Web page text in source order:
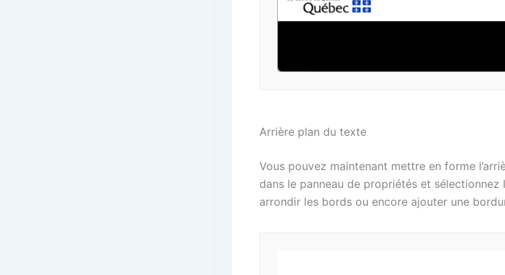
Arrière plan du texte
Vous pouvez maintenant mettre en forme
dans le panneau de propriétés et
arrondir les bords ou encore ajouter une